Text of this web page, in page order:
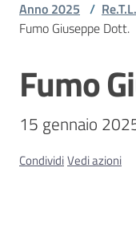
civico
appaltanti
Anno 2025 /
Fumo Giuseppe Dott.
Salta al contenuto
Fumo
15 gennaio
CondividiVedi azioni